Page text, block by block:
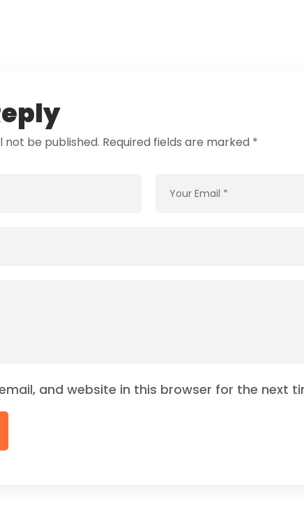
not be published. Required fields are marked *
and website in this browser for the next